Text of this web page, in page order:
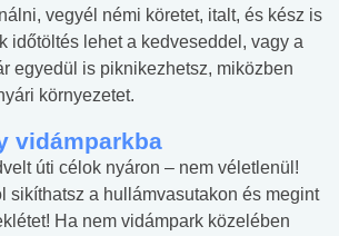
vegyél némi köretet, italt, és kész is
időtöltés lehet a kedveseddel, vagy a
egyedül is piknikezhetsz, miközben
környezetet.
vidámparkba
úti célok nyáron – nem véletlenül!
sikíthatsz a hullámvasutakon és megint
Ha nem vidámpark közelében